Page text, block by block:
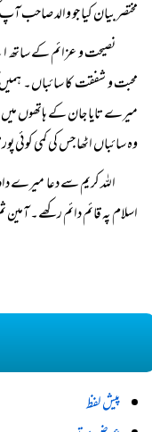
مختصر بیان کیا جو والد صاحب
نصیحت و عزائم کے ساتھ
محبت و شفقت کا سائباں۔
میرے تایا جان کے ہاتھوں
وہ سائباں اٹھا جس کی کمی کوئی
اللہ کریم سے دعا میرے
اسلام پہ قائم دائم رکھے۔ آمین
پیش لفظ